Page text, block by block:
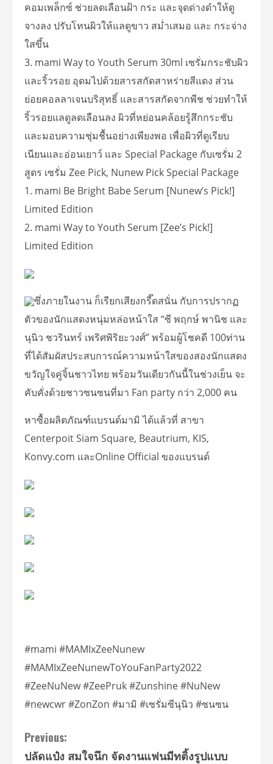
คอมเพล็กซ์ ช่วยลดเลือนฝ้า กระ และจุดด่างดำให้ดู
จางลง ปรับโทนผิวให้แลดูขาว สม่ำเสมอ และ กระจ่าง
ใสขึ้น
3. mami Way to Youth Serum 30ml เซรั่มกระชับผิว
และริ้วรอย อุดมไปด้วยสารสกัดสาหร่ายสีแดง ส่วน
ย่อยคอลลาเจนบริสุทธิ์ และสารสกัดจากพีช ช่วยทำให้
ริ้วรอยแลดูลดเลือนลง ผิวที่หย่อนคล้อยรู้สึกกระชับ
และมอบความชุ่มชื้นอย่างเพียงพอ เพื่อผิวที่ดูเรียบ
เนียนและอ่อนเยาว์ และ Special Package กับเซรั่ม 2
สูตร เซรั่ม Zee Pick, Nunew Pick Special Package
1. mami Be Bright Babe Serum [Nunew’s Pick!]
Limited Edition
2. mami Way to Youth Serum [Zee’s Pick!]
Limited Edition
ซึ่งภายในงาน ก็เรียกเสียงกรี๊ดสนั่น กับการปรากฏ
ตัวของนักแสดงหนุ่มหล่อหน้าใส “ซี พฤกษ์ พานิช และ
นุนิว ชวรินทร์ เพริศพิริยะวงศ์” พร้อมผู้โชคดี 100ท่าน
ที่ได้สัมผัสประสบการณ์ความหน้าใสของสองนักแสดง
ขวัญใจคู่จิ้นชาวไทย พร้อมวันเดียวกันนี้ในช่วงเย็น จะ
คับคั่งด้วยชาวซนซนที่มา Fan party กว่า 2,000 คน
หาซื้อผลิตภัณฑ์แบรนด์มามิ ได้แล้วที่ สาขา
Centerpoit Siam Square, Beautrium, KIS,
Konvy.com และOnline Official ของแบรนด์
#mami #MAMIxZeeNunew
#MAMIxZeeNunewToYouFanParty2022
#ZeeNuNew #ZeePruk #Zunshine #NuNew
#newcwr #ZonZon #มามิ #เซรั่มซีนุนิว #ซนซน
Continue
Previous:
ปลัดแป๋ง สมใจนึก จัดงานแฟนมีทติ้งรูปแบบ